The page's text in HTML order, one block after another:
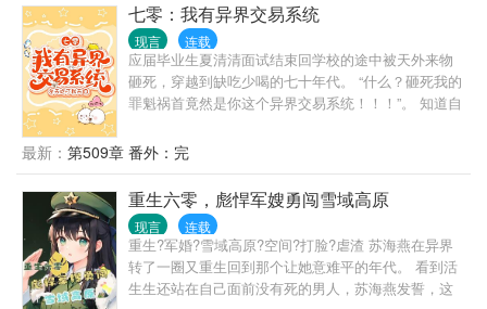
手指，六块腹肌，全都长到俞菀卿的心尖尖上。 如此
人间尤物，岂能容他落入别人的碗里。 还是扒拉到自
己被窝里比较安全。 就是这知青丈夫的身手好到离
谱，而且神出鬼没，小秘密有点多。
七零：我有异界交易系统
现言 连载
应届毕业生夏清清面试结束回学校的途中被天外来物
砸死，穿越到缺吃少喝的七十年代。 “什么？砸死我的
罪魁祸首竟然是你这个异界交易系统！！！”。 知道自
弟弟都和爱她，让她在这个陌生的时代慢慢有了归属
感。 通过异界交易系统的帮助，夏清清和多个位面的
宿主建立起联系： 末世位面的小姐姐大方的叻，居然
直接用金项链换水，大堆的生活用品说送就送。 原始
位面的兽人惨的连个火种都没有，夏清清秉着穷人帮
助穷人的心理给了对方一盒火柴，结果立马收到一头
上千斤的大野猪作为回礼。 现代位面的小姐姐简直来
的太及时啦，烧烤、可乐、大辣条，久违的垃圾食品
最新： 第509章 番外：完
重生六零，彪悍军嫂勇闯雪域高原
现言 连载
重生?军婚?雪域高原?空间?打脸?虐渣 苏海燕在异界
转了一圈又重生回到那个让她意难平的年代。 看到活
生生还站在自己面前没有死的男人，苏海燕发誓，这